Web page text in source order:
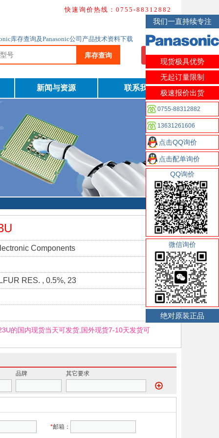
快速询价热线：0755-88312882
库存查询及Panasonic公司产品技术资料下载
库存查询 我要询价
新闻与资源 联系我们
Components
RES. , 0.5%, 23
的国内现货当天可发货,国外现货7-10天发货可
品牌 其它要求
*邮箱：
我们一直持续专注
现货极具优势
无起订量限制
极速报价出货
0755-88312882
13631261606
点击QQ询价
点击配单询价
QQ询价
微信询价
绝对原装正品